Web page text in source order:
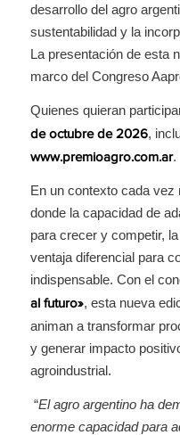
desarrollo del agro
sustentabilidad y la
La presentación de esta
marco del Congreso
Quienes quieran
de octubre de 2026,
www.premioagro.com.ar.
En un contexto cada
donde la capacidad de
para crecer y competir,
ventaja diferencial para
indispensable. Con el
al futuro», esta nueva
animan a transformar
y generar impacto
agroindustrial.
“El agro argentino ha
enorme capacidad para